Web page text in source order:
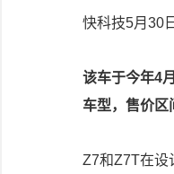
快科技5月30
该车于今年4
车型，售价区
Z7和Z7T在设